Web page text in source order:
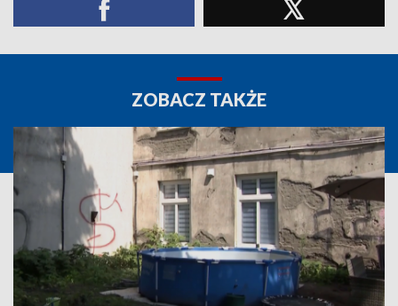
ZOBACZ TAKŻE